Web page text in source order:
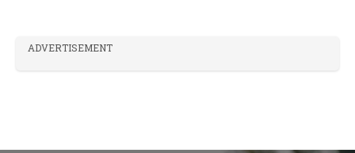
ADVERTISEMENT